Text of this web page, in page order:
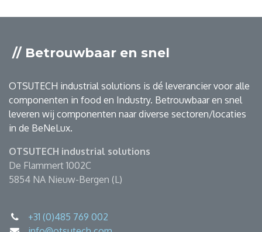
// Betrouwbaar en snel
OTSUTECH industrial solutions is dé leverancier voor alle
componenten in food en Industry. Betrouwbaar en snel
leveren wij componenten naar diverse sectoren/locaties
in de BeNeLux.
OTSUTECH industrial solutions
De Flammert 1002C
5854 NA Nieuw-Bergen (L)
+31 (0)485 769 002